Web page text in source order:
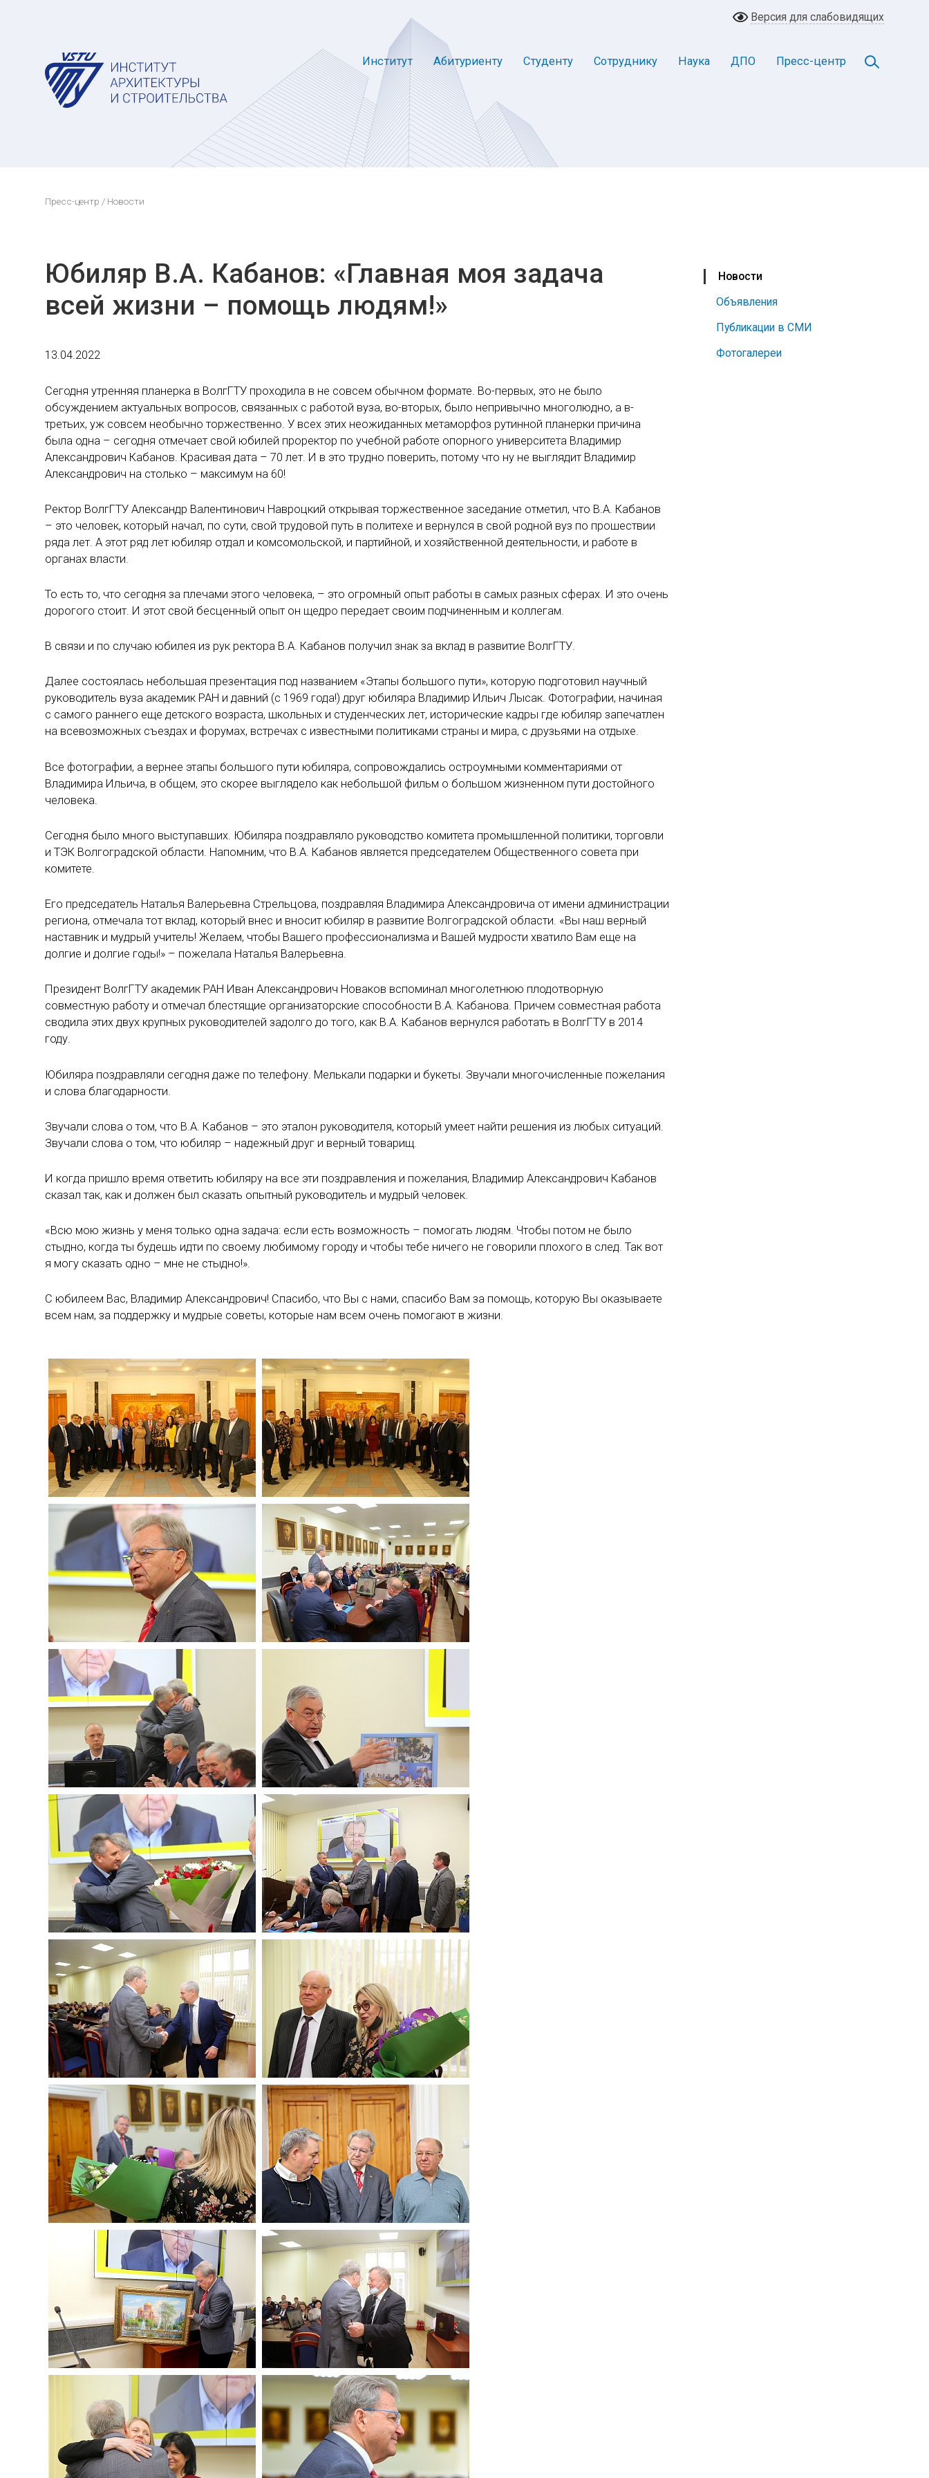
Версия для слабовидящих
Институт Абитуриенту Студенту Сотруднику Наука ДПО Пресс-центр
Пресс-центр / Новости
Новости
Объявления
Публикации в СМИ
Фотогалереи
Юбиляр В.А. Кабанов: «Главная моя задача
всей жизни – помощь людям!»
13.04.2022
Сегодня утренняя планерка в ВолгГТУ проходила в не совсем обычном формате. Во-первых, это не было
обсуждением актуальных вопросов, связанных с работой вуза, во-вторых, было непривычно многолюдно, а в-
третьих, уж совсем необычно торжественно. У всех этих неожиданных метаморфоз рутинной планерки причина
была одна – сегодня отмечает свой юбилей проректор по учебной работе опорного университета Владимир
Александрович Кабанов. Красивая дата – 70 лет. И в это трудно поверить, потому что ну не выглядит Владимир
Александрович на столько – максимум на 60!
Ректор ВолгГТУ Александр Валентинович Навроцкий открывая торжественное заседание отметил, что В.А. Кабанов
– это человек, который начал, по сути, свой трудовой путь в политехе и вернулся в свой родной вуз по прошествии
ряда лет. А этот ряд лет юбиляр отдал и комсомольской, и партийной, и хозяйственной деятельности, и работе в
органах власти.
То есть то, что сегодня за плечами этого человека, – это огромный опыт работы в самых разных сферах. И это очень
дорогого стоит. И этот свой бесценный опыт он щедро передает своим подчиненным и коллегам.
В связи и по случаю юбилея из рук ректора В.А. Кабанов получил знак за вклад в развитие ВолгГТУ.
Далее состоялась небольшая презентация под названием «Этапы большого пути», которую подготовил научный
руководитель вуза академик РАН и давний (с 1969 года!) друг юбиляра Владимир Ильич Лысак. Фотографии, начиная
с самого раннего еще детского возраста, школьных и студенческих лет, исторические кадры где юбиляр запечатлен
на всевозможных съездах и форумах, встречах с известными политиками страны и мира, с друзьями на отдыхе.
Все фотографии, а вернее этапы большого пути юбиляра, сопровождались остроумными комментариями от
Владимира Ильича, в общем, это скорее выглядело как небольшой фильм о большом жизненном пути достойного
человека.
Сегодня было много выступавших. Юбиляра поздравляло руководство комитета промышленной политики, торговли
и ТЭК Волгоградской области. Напомним, что В.А. Кабанов является председателем Общественного совета при
комитете.
Его председатель Наталья Валерьевна Стрельцова, поздравляя Владимира Александровича от имени администрации
региона, отмечала тот вклад, который внес и вносит юбиляр в развитие Волгоградской области. «Вы наш верный
наставник и мудрый учитель! Желаем, чтобы Вашего профессионализма и Вашей мудрости хватило Вам еще на
долгие и долгие годы!» – пожелала Наталья Валерьевна.
Президент ВолгГТУ академик РАН Иван Александрович Новаков вспоминал многолетнюю плодотворную
совместную работу и отмечал блестящие организаторские способности В.А. Кабанова. Причем совместная работа
сводила этих двух крупных руководителей задолго до того, как В.А. Кабанов вернулся работать в ВолгГТУ в 2014
году.
Юбиляра поздравляли сегодня даже по телефону. Мелькали подарки и букеты. Звучали многочисленные пожелания
и слова благодарности.
Звучали слова о том, что В.А. Кабанов – это эталон руководителя, который умеет найти решения из любых ситуаций.
Звучали слова о том, что юбиляр – надежный друг и верный товарищ.
И когда пришло время ответить юбиляру на все эти поздравления и пожелания, Владимир Александрович Кабанов
сказал так, как и должен был сказать опытный руководитель и мудрый человек.
«Всю мою жизнь у меня только одна задача: если есть возможность – помогать людям. Чтобы потом не было
стыдно, когда ты будешь идти по своему любимому городу и чтобы тебе ничего не говорили плохого в след. Так вот
я могу сказать одно – мне не стыдно!».
С юбилеем Вас, Владимир Александрович! Спасибо, что Вы с нами, спасибо Вам за помощь, которую Вы оказываете
всем нам, за поддержку и мудрые советы, которые нам всем очень помогают в жизни.